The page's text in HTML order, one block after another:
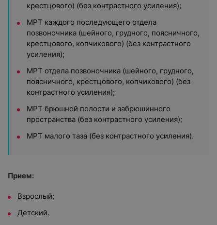
крестцового) (без контрастного усиления);
МРТ каждого последующего отдела
позвоночника (шейного, грудного, поясничного,
крестцового, копчикового) (без контрастного
усиления);
МРТ отдела позвоночника (шейного, грудного,
поясничного, крестцового, копчикового) (без
контрастного усиления);
МРТ брюшной полости и забрюшинного
пространства (без контрастного усиления);
МРТ малого таза (без контрастного усиления).
Прием:
Взрослый;
Детский.